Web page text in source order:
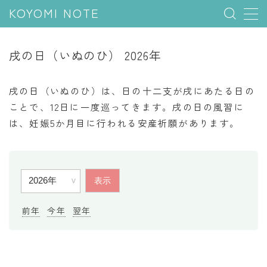
KOYOMI NOTE
五節句
年中行事
七十二候
雑節
戌の日（いぬのひ） 2026年
戌の日（いぬのひ）は、日の十二支が戌にあたる日の
ことで、12日に一度巡ってきます。戌の日の風習に
は、妊娠5か月目に行われる安産祈願があります。
前年 今年 翌年